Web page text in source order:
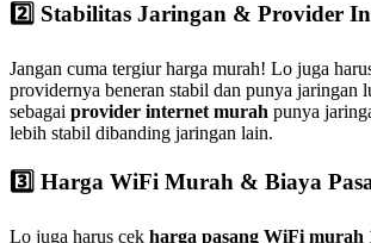
2️⃣ Stabilitas Jaringan & Provider
Jangan cuma tergiur harga murah! Lo juga
providernya beneran stabil dan punya jaringan
sebagai provider internet murah punya
lebih stabil dibanding jaringan lain.
3️⃣ Harga WiFi Murah & Biaya
Lo juga harus cek harga pasang WiFi murah